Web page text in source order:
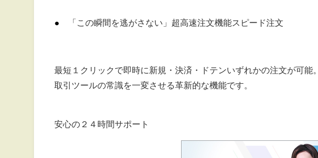
● 「この瞬間を逃がさない」超高速注文機能スピード注文
最短１クリックで即時に新規・決済・ドテンいずれかの注文が可能。
取引ツールの常識を一変させる革新的な機能です。
安心の２４時間サポート